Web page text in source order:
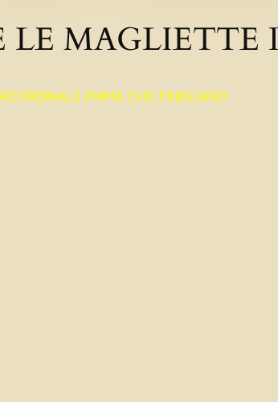
MAGLIETTE
PRIMA CHE FINISCANO!